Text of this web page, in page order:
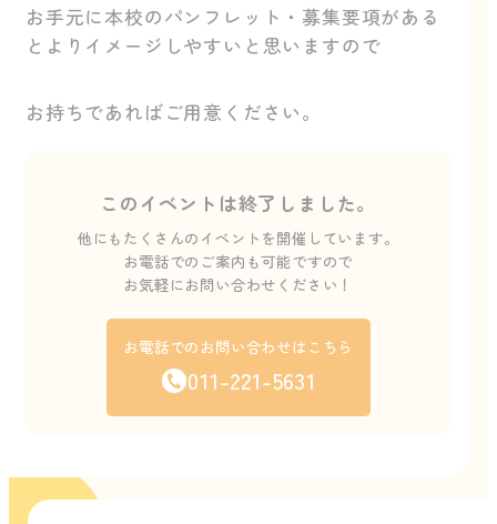
お手元に本校のパンフレット・募集要項がある
とよりイメージしやすいと思いますので
お持ちであればご用意ください。
このイベントは終了しました。
他にもたくさんのイベントを開催しています。
お電話でのご案内も可能ですので
お気軽にお問い合わせください！
お電話でのお問い合わせはこちら
011-221-5631